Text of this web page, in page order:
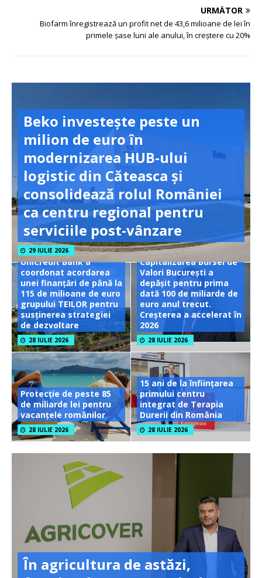
URMĂTOR
Biofarm înregistrează un profit net de 43,6 milioane de lei în
primele șase luni ale anului, în creștere cu 20%
Beko investește peste un
milion de euro în
modernizarea HUB-ului
logistic din Căteasca și
consolidează rolul României
ca centru regional pentru
serviciile post-vânzare
29 IULIE 2026
UniCredit Bank a
coordonat acordarea
unei finanțări de până la
115 de milioane de euro
grupului TEILOR pentru
susținerea strategiei
de dezvoltare
28 IULIE 2026
Capitalizarea Bursei de
Valori București a
depășit pentru prima
dată 100 de miliarde de
euro anul trecut.
Creșterea a accelerat în
2026
28 IULIE 2026
Protecție de peste 85
de miliarde lei pentru
vacanțele românilor
28 IULIE 2026
15 ani de la înființarea
primului centru
integrat de Terapia
Durerii din România
28 IULIE 2026
În agricultura de astăzi,